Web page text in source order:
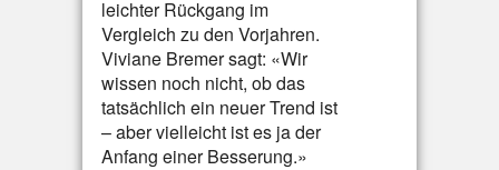
leichter Rückgang im
Vergleich zu den Vorjahren.
Viviane Bremer sagt: «Wir
wissen noch nicht, ob das
tatsächlich ein neuer Trend ist
– aber vielleicht ist es ja der
Anfang einer Besserung.»